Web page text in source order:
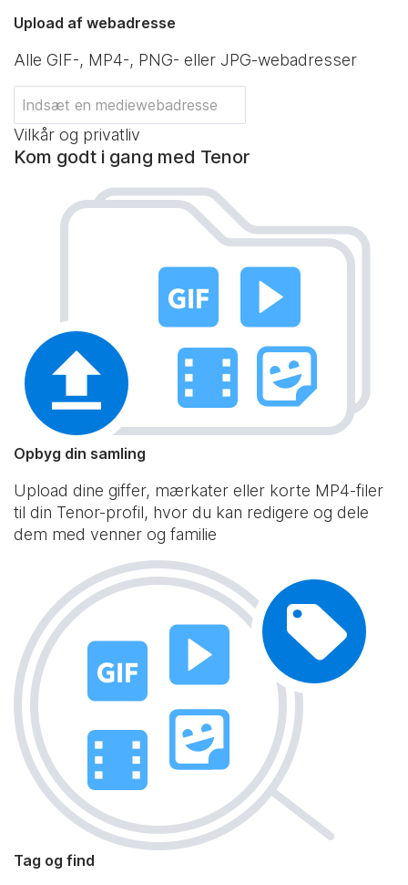
Upload af webadresse
Alle GIF-, MP4-, PNG- eller JPG-webadresser
Vilkår og privatliv
Kom godt i gang med Tenor
Opbyg din samling
Upload dine giffer, mærkater eller korte MP4-filer
til din Tenor-profil, hvor du kan redigere og dele
dem med venner og familie
Tag og find